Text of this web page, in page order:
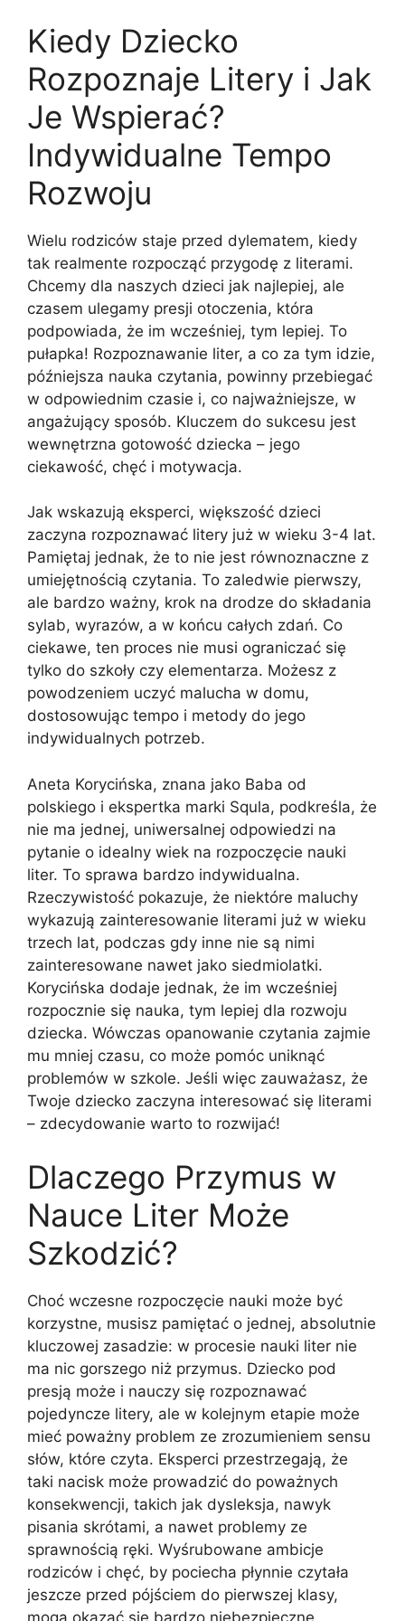
Kiedy Dziecko
Rozpoznaje Litery i Jak
Je Wspierać?
Indywidualne Tempo
Rozwoju
Wielu rodziców staje przed dylematem, kiedy
tak realmente rozpocząć przygodę z literami.
Chcemy dla naszych dzieci jak najlepiej, ale
czasem ulegamy presji otoczenia, która
podpowiada, że im wcześniej, tym lepiej. To
pułapka! Rozpoznawanie liter, a co za tym idzie,
późniejsza nauka czytania, powinny przebiegać
w odpowiednim czasie i, co najważniejsze, w
angażujący sposób. Kluczem do sukcesu jest
wewnętrzna gotowość dziecka – jego
ciekawość, chęć i motywacja.
Jak wskazują eksperci, większość dzieci
zaczyna rozpoznawać litery już w wieku 3-4 lat.
Pamiętaj jednak, że to nie jest równoznaczne z
umiejętnością czytania. To zaledwie pierwszy,
ale bardzo ważny, krok na drodze do składania
sylab, wyrazów, a w końcu całych zdań. Co
ciekawe, ten proces nie musi ograniczać się
tylko do szkoły czy elementarza. Możesz z
powodzeniem uczyć malucha w domu,
dostosowując tempo i metody do jego
indywidualnych potrzeb.
Aneta Korycińska, znana jako Baba od
polskiego i ekspertka marki Squla, podkreśla, że
nie ma jednej, uniwersalnej odpowiedzi na
pytanie o idealny wiek na rozpoczęcie nauki
liter. To sprawa bardzo indywidualna.
Rzeczywistość pokazuje, że niektóre maluchy
wykazują zainteresowanie literami już w wieku
trzech lat, podczas gdy inne nie są nimi
zainteresowane nawet jako siedmiolatki.
Korycińska dodaje jednak, że im wcześniej
rozpocznie się nauka, tym lepiej dla rozwoju
dziecka. Wówczas opanowanie czytania zajmie
mu mniej czasu, co może pomóc uniknąć
problemów w szkole. Jeśli więc zauważasz, że
Twoje dziecko zaczyna interesować się literami
– zdecydowanie warto to rozwijać!
Dlaczego Przymus w
Nauce Liter Może
Szkodzić?
Choć wczesne rozpoczęcie nauki może być
korzystne, musisz pamiętać o jednej, absolutnie
kluczowej zasadzie: w procesie nauki liter nie
ma nic gorszego niż przymus. Dziecko pod
presją może i nauczy się rozpoznawać
pojedyncze litery, ale w kolejnym etapie może
mieć poważny problem ze zrozumieniem sensu
słów, które czyta. Eksperci przestrzegają, że
taki nacisk może prowadzić do poważnych
konsekwencji, takich jak dysleksja, nawyk
pisania skrótami, a nawet problemy ze
sprawnością ręki. Wyśrubowane ambicje
rodziców i chęć, by pociecha płynnie czytała
jeszcze przed pójściem do pierwszej klasy,